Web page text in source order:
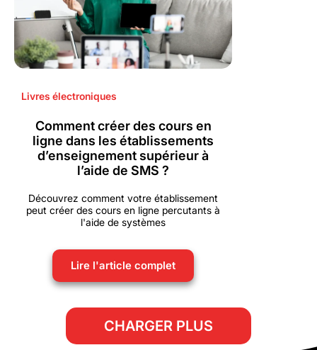
Livres électroniques
Comment créer des cours en
ligne dans les établissements
d’enseignement supérieur à
l’aide de SMS ?
Découvrez comment votre établissement
peut créer des cours en ligne percutants à
l'aide de systèmes
Lire l'article complet
CHARGER PLUS